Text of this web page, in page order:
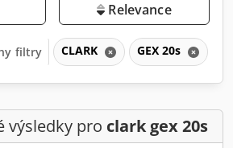
Relevance
filtry CLARK GEX 20s
výsledky pro clark gex 20s